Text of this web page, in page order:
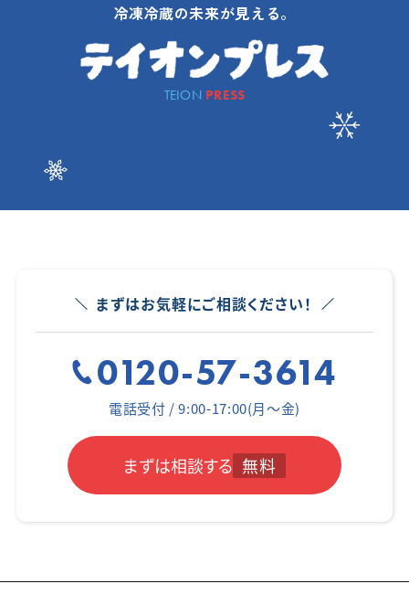
冷凍冷蔵の未来が見える。
TEION PRESS
まずはお気軽にご相談ください！
0120-57-3614
電話受付 / 9:00-17:00(月～金)
まずは相談する 無料